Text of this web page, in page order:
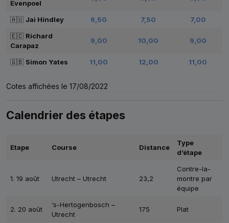
Evenpoel
🇦🇺 Jai Hindley 6,50 7,50
7,00
🇪🇨 Richard
Carapaz
9,00 10,00 9,00
🇬🇧 Simon Yates 11,00 12,00 11,00
Cotes affichées le 17/08/2022
Calendrier des étapes
Etape Course Distance
Type
d’étape
1. 19 août Utrecht – Utrecht 23,2
Contre-la-
montre par
équipe
2. 20 août
‘s-Hertogenbosch –
Utrecht
175 Plat